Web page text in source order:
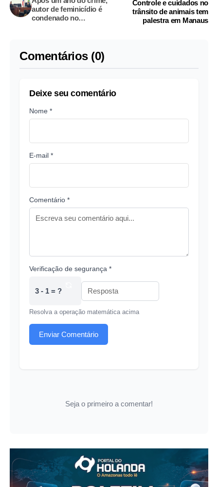
autor de feminicídio é
condenado no
Controle e cuidados no
trânsito de animais tem
palestra em Manaus
Comentários (0)
Deixe seu comentário
Nome *
E-mail *
Comentário *
Verificação de segurança *
3 - 1 = ?
Resolva a operação matemática acima
Enviar Comentário
Seja o primeiro a comentar!